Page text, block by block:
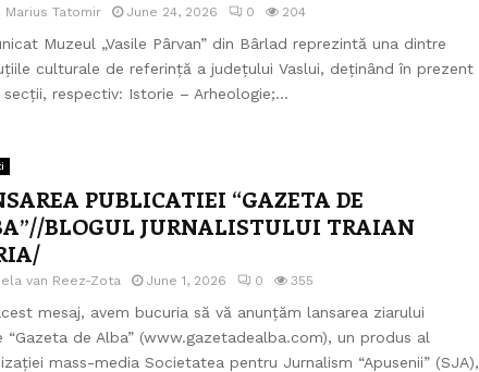
Marius Tatomir June 24, 2026 0 204
Muzeul „Vasile Pârvan” din Bârlad reprezintă una dintre
culturale de referință a județului Vaslui, deținând în prezent
respectiv: Istorie – Arheologie;...
PUBLICATIEI “GAZETA DE
BLOGUL JURNALISTULUI TRAIAN
van Reez-Zota June 1, 2026 0 355
mesaj, avem bucuria să vă anunțăm lansarea ziarului
“Gazeta de Alba” (www.gazetadealba.com), un produs al
mass-media Societatea pentru Jurnalism “Apusenii” (SJA),